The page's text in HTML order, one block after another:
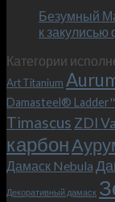
Безумный
к
Категории
Art Titanium
Damasteel®
Timascus ZDI
карбон
Дамаск Nebula
Декоративный дамаск